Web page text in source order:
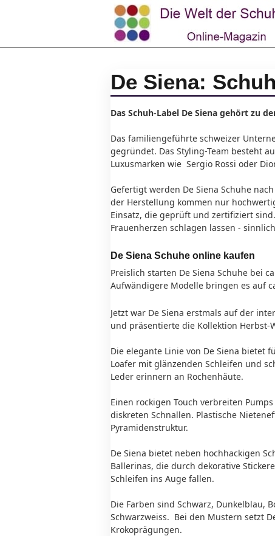
De Siena:
Das Schuh-Label De Siena gehört zu
Das familiengeführte schweizer
gegründet. Das Styling-Team besteht
Luxusmarken wie Sergio Rossi oder
Gefertigt werden De Siena Schuhe
der Herstellung kommen nur
Einsatz, die geprüft und zertifiziert
Frauenherzen schlagen lassen -
De Siena Schuhe online kaufen
Preislich starten De Siena Schuhe bei
Aufwändigere Modelle bringen es auf
Jetzt war De Siena erstmals auf der
und präsentierte die Kollektion Herbst-
Die elegante Linie von De Siena bietet
Loafer mit glänzenden Schleifen und
Leder erinnern an Rochenhäute.
Einen rockigen Touch verbreiten
diskreten Schnallen. Plastische
Pyramidenstruktur.
De Siena bietet neben hochhackigen
Ballerinas, die durch dekorative
Schleifen ins Auge fallen.
Die Farben sind Schwarz, Dunkelblau,
Schwarzweiss. Bei den Mustern setzt
Krokoprägungen.